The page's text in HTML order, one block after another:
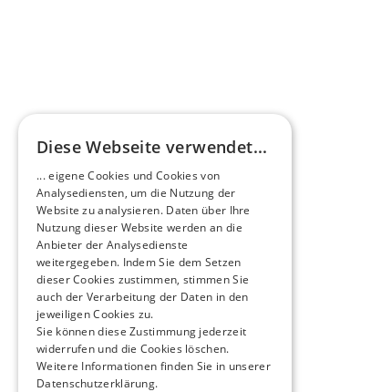
Diese Webseite verwendet...
... eigene Cookies und Cookies von
Analysediensten, um die Nutzung der
Website zu analysieren. Daten über Ihre
Nutzung dieser Website werden an die
Anbieter der Analysedienste
weitergegeben. Indem Sie dem Setzen
dieser Cookies zustimmen, stimmen Sie
auch der Verarbeitung der Daten in den
jeweiligen Cookies zu.
Sie können diese Zustimmung jederzeit
widerrufen und die Cookies löschen.
Weitere Informationen finden Sie in unserer
Datenschutzerklärung.